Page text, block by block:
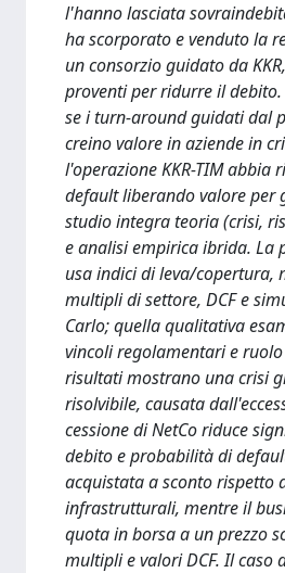
l'hanno lasciata
ha scorporato e venduto la
un consorzio guidato da
proventi per ridurre il
se i turn-around guidati dal
creino valore in aziende in
l'operazione KKR-TIM abbia
default liberando valore per
studio integra teoria (crisi,
e analisi empirica ibrida. La
usa indici di leva/copertura,
multipli di settore, DCF e
Carlo; quella qualitativa
vincoli regolamentari e
risultati mostrano una crisi
risolvibile, causata
cessione di NetCo riduce
debito e probabilità di
acquistata a sconto rispetto
infrastrutturali, mentre il
quota in borsa a un prezzo
multipli e valori DCF. Il caso